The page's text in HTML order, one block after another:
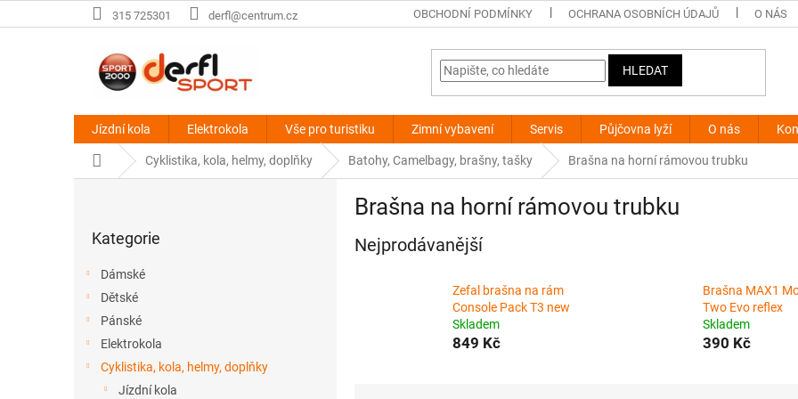
na
315 725301 derfl@centrum.cz OBCHODNÍ PODMÍNKY OCHRANA OSOBNÍCH ÚDAJŮ O NÁS
HLEDAT
Jízdní kola Elektrokola Vše pro turistiku Zimní vybavení Servis Půjčovna lyží O nás
Domů Cyklistika, kola, helmy, doplňky Batohy, Camelbagy, brašny, tašky Brašna na horní rámovou trubku
kategorie
Kategorie
Dámské
Dětské
Pánské
Elektrokola
Cyklistika, kola, helmy, doplňky
Jízdní kola
Brašna na horní rámovou trubku
Nejprodávanější
Zefal brašna na rám
Console Pack T3 new
Skladem
849 Kč
Brašna MAX1
Two Evo reflex
Skladem
390 Kč